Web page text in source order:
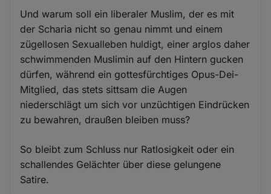
Und warum soll ein liberaler Muslim, der es mit
der Scharia nicht so genau nimmt und einem
zügellosen Sexualleben huldigt, einer arglos daher
schwimmenden Muslimin auf den Hintern gucken
dürfen, während ein gottesfürchtiges Opus-Dei-
Mitglied, das stets sittsam die Augen
niederschlägt um sich vor unzüchtigen Eindrücken
zu bewahren, draußen bleiben muss?
So bleibt zum Schluss nur Ratlosigkeit oder ein
schallendes Gelächter über diese gelungene
Satire.